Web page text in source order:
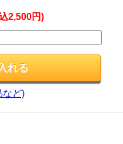
2,500円)
など)